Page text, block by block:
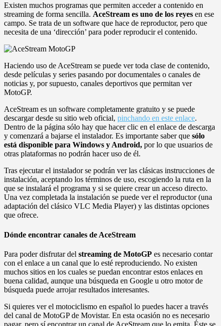
Existen muchos programas que permiten acceder a contenido en
streaming de forma sencilla. AceStream es uno de los reyes en ese
campo. Se trata de un software que hace de reproductor, pero que
necesita de una ‘dirección’ para poder reproducir el contenido.
Haciendo uso de AceStream se puede ver toda clase de contenido,
desde películas y series pasando por documentales o canales de
noticias y, por supuesto, canales deportivos que permitan ver
MotoGP.
AceStream es un software completamente gratuito y se puede
descargar desde su sitio web oficial, pinchando en este enlace.
Dentro de la página sólo hay que hacer clic en el enlace de descarga
y comenzará a bajarse el instalador. Es importante saber que sólo
está disponible para Windows y Android, por lo que usuarios de
otras plataformas no podrán hacer uso de él.
Tras ejecutar el instalador se podrán ver las clásicas instrucciones de
instalación, aceptando los términos de uso, escogiendo la ruta en la
que se instalará el programa y si se quiere crear un acceso directo.
Una vez completada la instalación se puede ver el reproductor (una
adaptación del clásico VLC Media Player) y las distintas opciones
que ofrece.
Dónde encontrar canales de AceStream
Para poder disfrutar del streaming de MotoGP es necesario contar
con el enlace a un canal que lo esté reproduciendo. No existen
muchos sitios en los cuales se puedan encontrar estos enlaces en
buena calidad, aunque una búsqueda en Google u otro motor de
búsqueda puede arrojar resultados interesantes.
Si quieres ver el motociclismo en español lo puedes hacer a través
del canal de MotoGP de Movistar. En esta ocasión no es necesario
pagar, pero sí encontrar un canal de AceStream que lo emita. Éste se